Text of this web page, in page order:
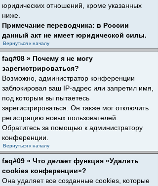
юридических отношений, кроме указанных
ниже.
Примечание переводчика: в России
данный акт не имеет юридической силы.
Вернуться к началу
faq#08 » Почему я не могу
зарегистрироваться?
Возможно, администратор конференции
заблокировал ваш IP-адрес или запретил имя,
под которым вы пытаетесь
зарегистрироваться. Он также мог отключить
регистрацию новых пользователей.
Обратитесь за помощью к администратору
конференции.
Вернуться к началу
faq#09 » Что делает функция «Удалить
cookies конференции»?
Она удаляет все созданные cookies, которые